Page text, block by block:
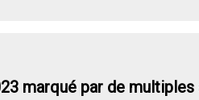
marqué par de